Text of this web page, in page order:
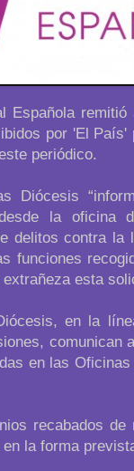
Española
por 'El
periódico.
Diócesis
la oficina
delitos contra la
funciones
esta
en la
en las
recabados
la forma